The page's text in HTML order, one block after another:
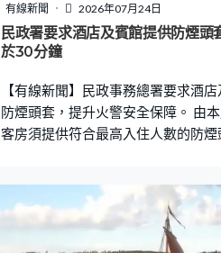
有線新聞 2026年07月24日
民政署要求酒店及賓館提供防煙
於30分鐘
【有線新聞】民政事務總署要求酒
防煙頭套，提升火警安全保障。 由
客房須提供符合最高入住人數的防煙
於30分鐘的型號。持牌人須定期檢
可即時使用。當局提供一年寬限期